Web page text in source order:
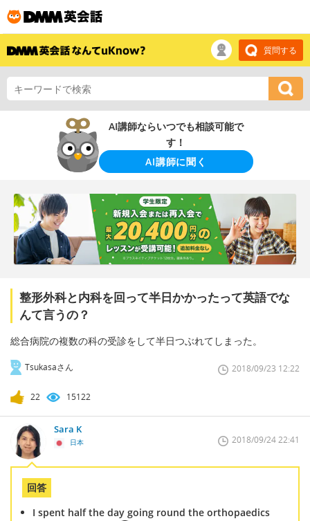
質問する
AI講師ならいつでも相談可能で
す！
AI講師に聞く
整形外科と内科を回って半日かかったって英語でな
んて言うの？
総合病院の複数の科の受診をして半日つぶれてしまった。
Tsukasaさん 2018/09/23 12:22
22 15122
Sara K
日本 2018/09/24 22:41
回答
I spent half the day going round the orthopaedics